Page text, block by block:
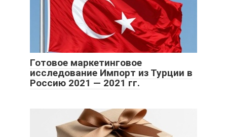
Готовое маркетинговое
исследование Импорт из Турции в
Россию 2021 — 2021 гг.